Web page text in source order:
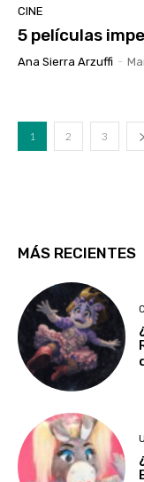
CINE
5 películas
Ana Sierra Arzuffi -
1 2 3
MÁS RECIENTES